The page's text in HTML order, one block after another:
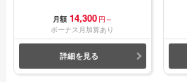
月額 14,300 円～
ボーナス月加算あり
詳細を見る